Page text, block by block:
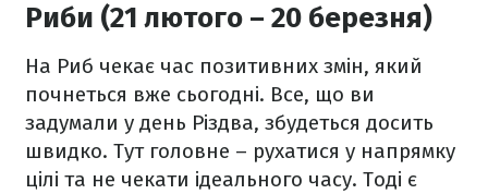
Риби (21 лютого – 20 березня)
На Риб чекає час позитивних змін, який
почнеться вже сьогодні. Все, що ви
задумали у день Різдва, збудеться досить
швидко. Тут головне – рухатися у напрямку
цілі та не чекати ідеального часу. Тоді є